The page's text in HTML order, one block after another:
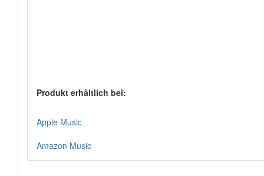
Produkt erhältlich bei:
Apple Music
Amazon Music